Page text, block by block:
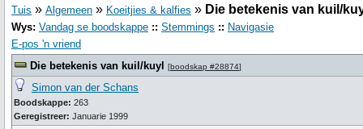
Tuis » Algemeen » Koeitjies & kalfies » Die betekenis van kuil/
Wys: Vandag se boodskappe :: Stemmings :: Navigasie
E-pos 'n vriend
Die betekenis van kuil/kuyl
[boodskap #28874]
Simon van der Schans
Boodskappe: 263
Geregistreer: Januarie 1999